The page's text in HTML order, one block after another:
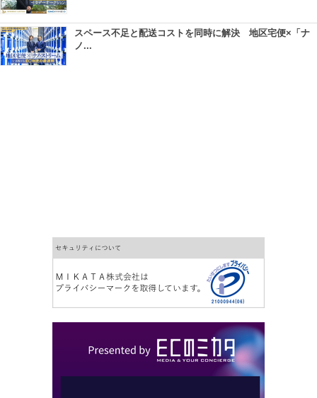
スペース不足と配送コストを同時に解決 地区宅便×「ナ
ノ...